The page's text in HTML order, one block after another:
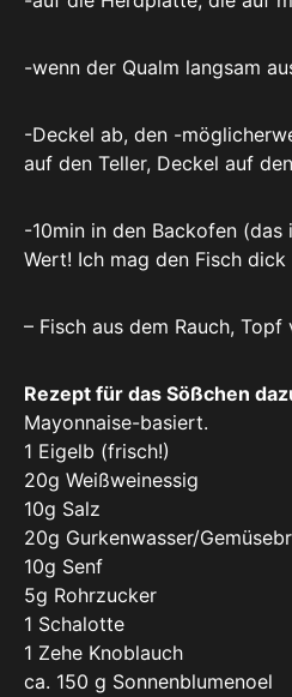
-wenn der Qualm langsam
-Deckel ab, den -
auf den Teller, Deckel auf
-10min in den Backofen (das
Wert! Ich mag den Fisch dick
– Fisch aus dem Rauch,
Rezept für das Sößchen
Mayonnaise-basiert.
1 Eigelb (frisch!)
20g Weißweinessig
10g Salz
20g Gurkenwasser/
10g Senf
5g Rohrzucker
1 Schalotte
1 Zehe Knoblauch
ca. 150 g Sonnenblumenoel